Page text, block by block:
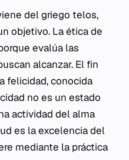
del griego telos,
objetivo. La ética de
evalúa las
alcanzar. El fin
felicidad, conocida
no es un estado
actividad del alma
es la excelencia del
mediante la práctica